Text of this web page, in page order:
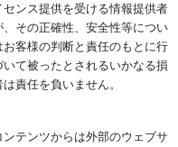
ンス提供を受ける情報提供者
その正確性、安全性等につい
客様の判断と責任のもとに行
て被ったとされるいかなる損
責任を負いません。
テンツからは外部のウェブサ